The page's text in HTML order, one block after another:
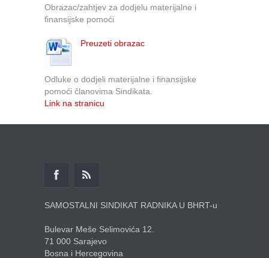
Obrazac/zahtjev za dodjelu materijalne i
finansijske pomoći
Preuzeti obrazac
Odluke o dodjeli materijalne i finansijske
pomoći članovima Sindikata.
Link na stranicu
SAMOSTALNI SINDIKAT RADNIKA U BHRT-u
Bulevar Meše Selimovića 12.
71 000 Sarajevo
Bosna i Hercegovina